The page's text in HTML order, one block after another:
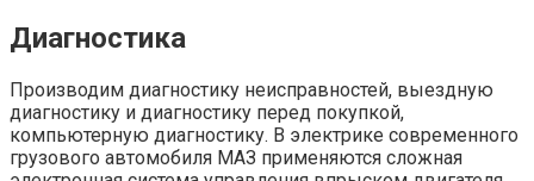
Диагностика
Производим диагностику неисправностей, выездную
диагностику и диагностику перед покупкой,
компьютерную диагностику. В электрике современного
грузового автомобиля МАЗ применяются сложная